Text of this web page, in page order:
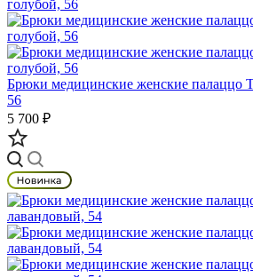
Брюки медицинские женские палаццо
56
5 700 ₽